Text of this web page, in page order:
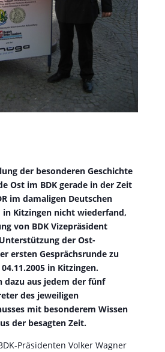
der besonderen Geschichte
Ost im BDK gerade in der Zeit
im damaligen Deutschen
in Kitzingen nicht wiederfand,
von BDK Vizepräsident
der Ost-
ersten Gesprächsrunde zu
in Kitzingen.
dazu aus jedem der fünf
des jeweiligen
mit besonderem Wissen
der besagten Zeit.
Präsidenten Volker Wagner